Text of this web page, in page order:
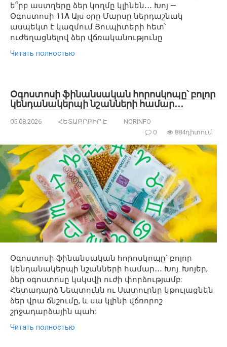
ե՞րբ աստղերը ձեր կողմը կլինեն․․․ Խոյ —
Օգոստոսի 11A Այս օրը Մարսը ներդաշնակ
ասպեկտ է կազմում Յուպիտերի հետ՝
ուժեղացնելով ձեր վճռականությունը
Читать полностью
Օգոստոսի ֆինանսական հորոսկոպը՝ բոլոր
կենդանակերպի նշանների համար․․․
05.08.2026 ՀԵՏԱՔՐՔԻՐ Է
NORINFO
0
884դիտում
Օգոստոսի ֆինանսական հորոսկոպը՝ բոլոր
կենդանակերպի նշանների համար․․․ Խոյ. Խոյեր,
ձեր օգոստոսը կսկսվի ուժի փորձությամբ:
Հետադարձ Նեպտունն ու Սատուրնը կթուլացնեն
ձեր վրա ճնշումը, և սա կլինի վճռորոշ
շրջադարձային պահ:
Читать полностью